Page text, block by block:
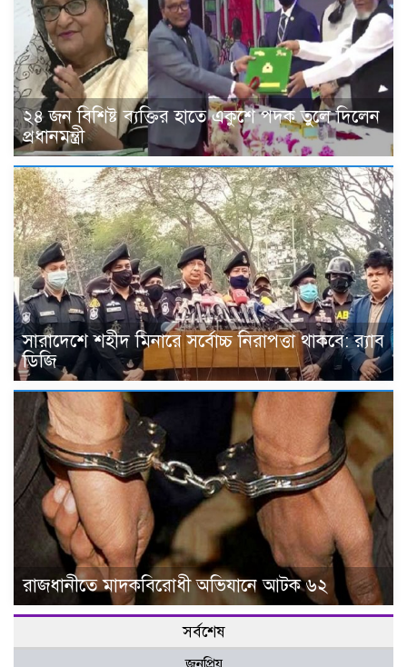
২৪ জন বিশিষ্ট ব্যক্তির হাতে একুশে পদক তুলে দিলেন
প্রধানমন্ত্রী
সারাদেশে শহীদ মিনারে সর্বোচ্চ নিরাপত্তা থাকবে: র‌্যাব
ডিজি
রাজধানীতে মাদকবিরোধী অভিযানে আটক ৬২
সর্বশেষ